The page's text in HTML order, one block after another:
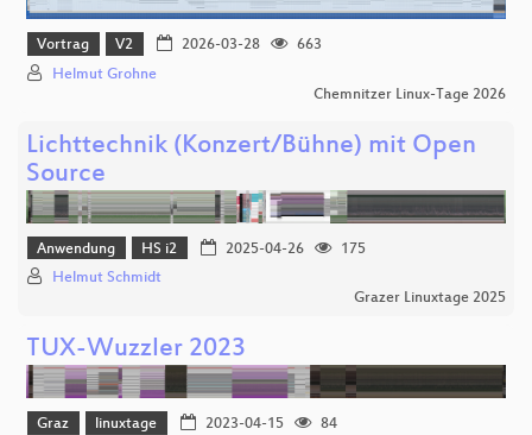
Vortrag V2 2026-03-28
663
Helmut Grohne
Chemnitzer Linux-Tage 2026
Lichttechnik (Konzert/Bühne) mit Open
Source
Anwendung HS i2 2025-04-26
175
Helmut Schmidt
Grazer Linuxtage 2025
TUX-Wuzzler 2023
Graz linuxtage 2023-04-15
84